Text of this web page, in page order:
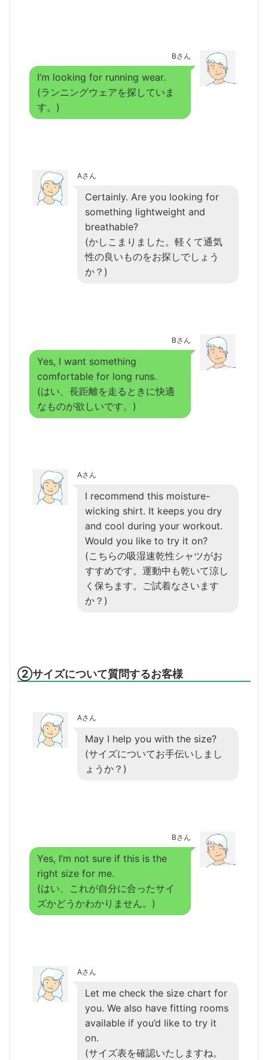
Bさん
I’m looking for running wear.
(ランニングウェアを探していま
す。)
Aさん
Certainly. Are you looking for
something lightweight and
breathable?
(かしこまりました。軽くて通気
性の良いものをお探しでしょう
か？)
Bさん
Yes, I want something
comfortable for long runs.
(はい、長距離を走るときに快適
なものが欲しいです。)
Aさん
I recommend this moisture-
wicking shirt. It keeps you dry
and cool during your workout.
Would you like to try it on?
(こちらの吸湿速乾性シャツがお
すすめです。運動中も乾いて涼し
く保ちます。ご試着なさいます
か？)
②サイズについて質問するお客様
Aさん
May I help you with the size?
(サイズについてお手伝いしまし
ょうか？)
Bさん
Yes, I’m not sure if this is the
right size for me.
(はい、これが自分に合ったサイ
ズかどうかわかりません。)
Aさん
Let me check the size chart for
you. We also have fitting rooms
available if you’d like to try it
on.
(サイズ表を確認いたしますね。